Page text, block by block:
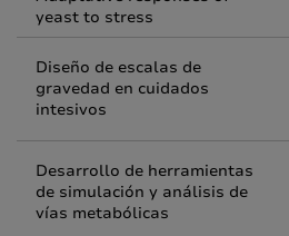
yeast to stress
Diseño de escalas de
gravedad en cuidados
intesivos
Desarrollo de herramientas
de simulación y análisis de
vías metabólicas